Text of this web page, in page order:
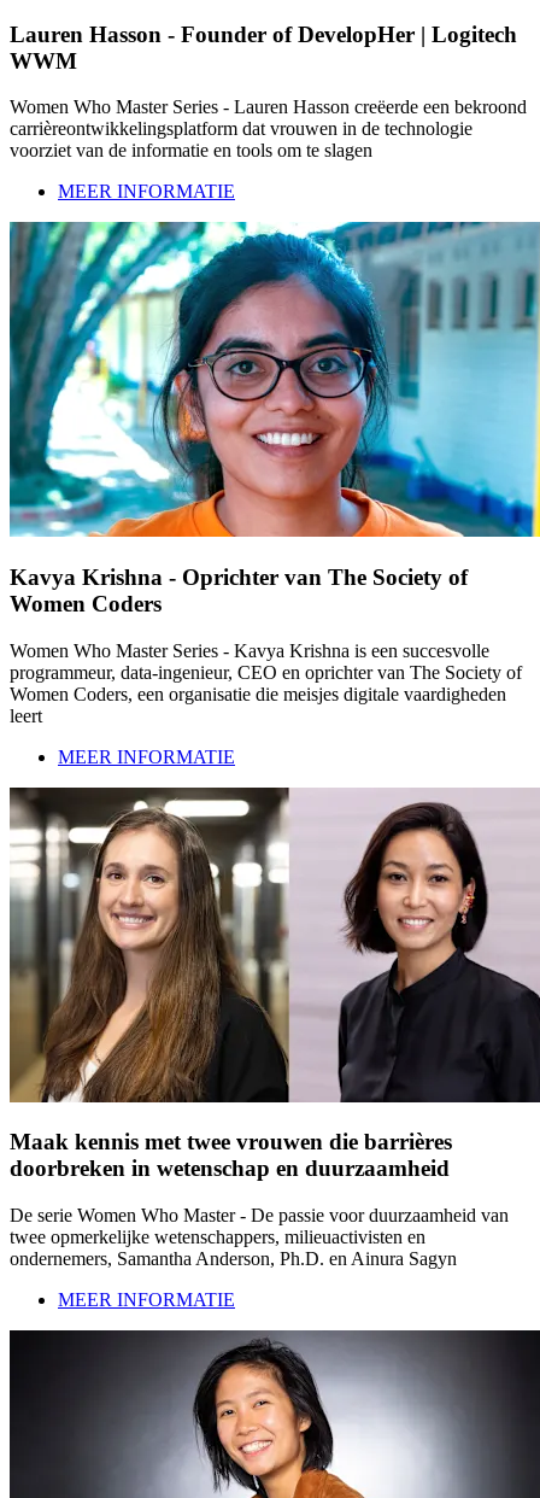
Lauren Hasson - Founder of DevelopHer | Logitech
WWM
Women Who Master Series - Lauren Hasson creëerde een bekroond
carrièreontwikkelingsplatform dat vrouwen in de technologie
voorziet van de informatie en tools om te slagen
MEER INFORMATIE
Kavya Krishna - Oprichter van The Society of
Women Coders
Women Who Master Series - Kavya Krishna is een succesvolle
programmeur, data-ingenieur, CEO en oprichter van The Society of
Women Coders, een organisatie die meisjes digitale vaardigheden
leert
MEER INFORMATIE
Maak kennis met twee vrouwen die barrières
doorbreken in wetenschap en duurzaamheid
De serie Women Who Master - De passie voor duurzaamheid van
twee opmerkelijke wetenschappers, milieuactivisten en
ondernemers, Samantha Anderson, Ph.D. en Ainura Sagyn
MEER INFORMATIE